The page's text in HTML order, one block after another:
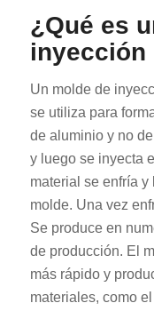
¿Qué es
inyección
Un molde de
se utiliza para
de aluminio y no
y luego se inyecta
material se enfría y
molde. Una vez
Se produce en
de producción. El
más rápido y
materiales, como